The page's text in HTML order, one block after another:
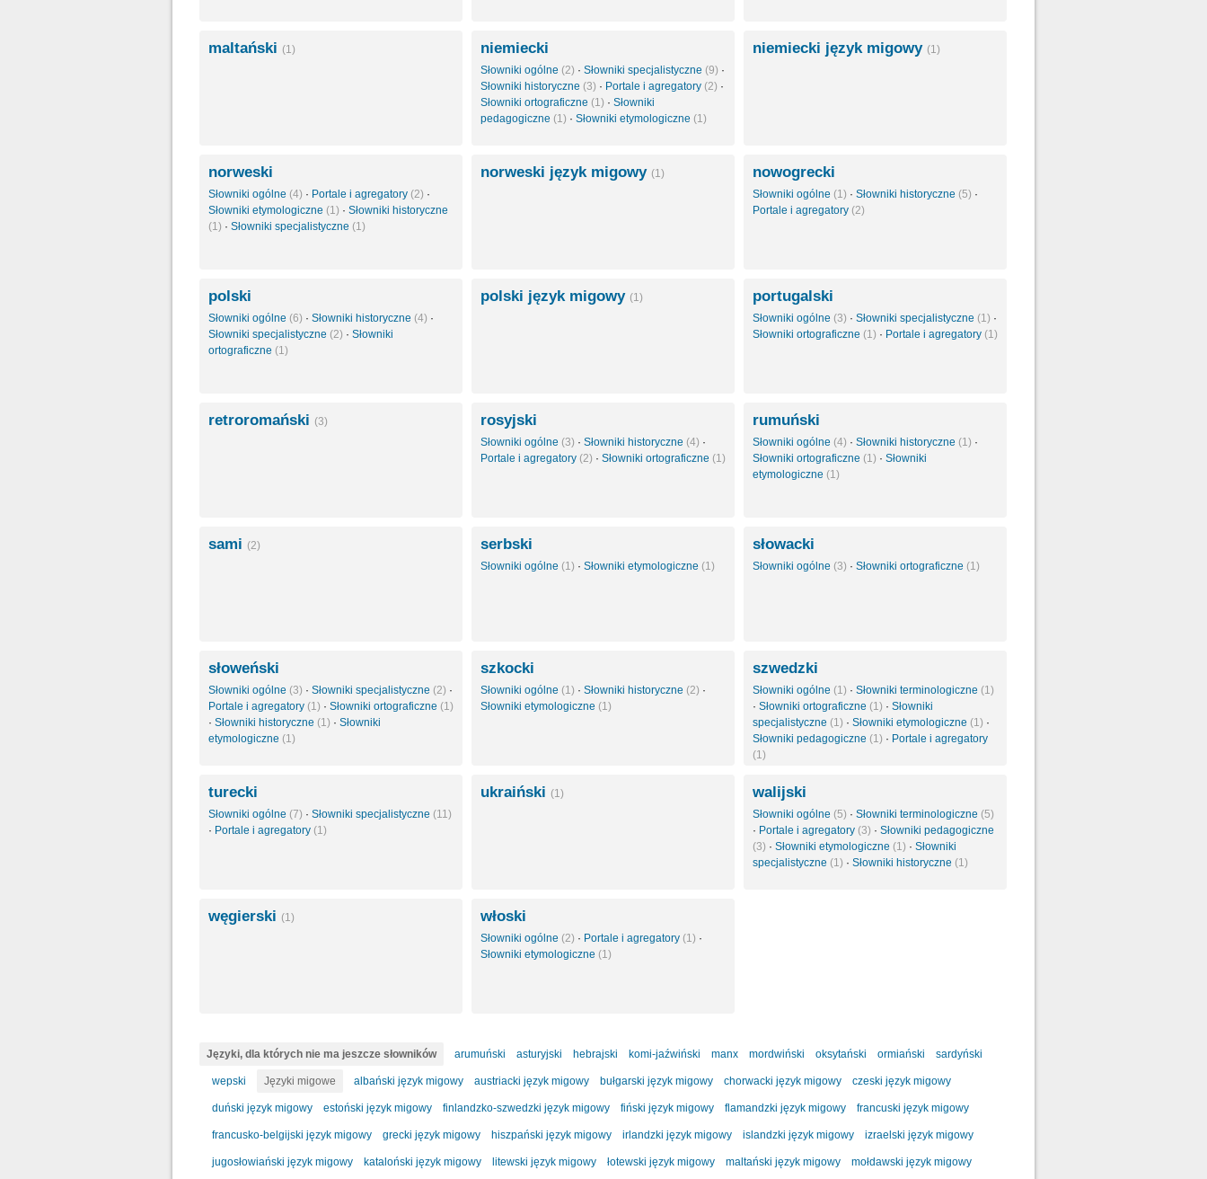
maltański (1) niemiecki
Słowniki ogólne (2) · Słowniki specjalistyczne (9) ·
Słowniki historyczne (3) · Portale i agregatory (2) ·
Słowniki ortograficzne (1) · Słowniki
pedagogiczne (1) · Słowniki etymologiczne (1)
niemiecki język migowy (1)
norweski
Słowniki ogólne (4) · Portale i agregatory (2) ·
Słowniki etymologiczne (1) · Słowniki historyczne
(1) · Słowniki specjalistyczne (1)
norweski język migowy (1) nowogrecki
Słowniki ogólne (1) · Słowniki historyczne (5) ·
Portale i agregatory (2)
polski
Słowniki ogólne (6) · Słowniki historyczne (4) ·
Słowniki specjalistyczne (2) · Słowniki
ortograficzne (1)
polski język migowy (1) portugalski
Słowniki ogólne (3) · Słowniki specjalistyczne (1) ·
Słowniki ortograficzne (1) · Portale i agregatory (1)
retroromański (3) rosyjski
Słowniki ogólne (3) · Słowniki historyczne (4) ·
Portale i agregatory (2) · Słowniki ortograficzne (1)
rumuński
Słowniki ogólne (4) · Słowniki historyczne (1) ·
Słowniki ortograficzne (1) · Słowniki
etymologiczne (1)
sami (2) serbski
Słowniki ogólne (1) · Słowniki etymologiczne (1)
słowacki
Słowniki ogólne (3) · Słowniki ortograficzne (1)
słoweński
Słowniki ogólne (3) · Słowniki specjalistyczne (2) ·
Portale i agregatory (1) · Słowniki ortograficzne (1)
· Słowniki historyczne (1) · Słowniki
etymologiczne (1)
szkocki
Słowniki ogólne (1) · Słowniki historyczne (2) ·
Słowniki etymologiczne (1)
szwedzki
Słowniki ogólne (1) · Słowniki terminologiczne (1)
· Słowniki ortograficzne (1) · Słowniki
specjalistyczne (1) · Słowniki etymologiczne (1) ·
Słowniki pedagogiczne (1) · Portale i agregatory
(1)
turecki
Słowniki ogólne (7) · Słowniki specjalistyczne (11)
· Portale i agregatory (1)
ukraiński (1) walijski
Słowniki ogólne (5) · Słowniki terminologiczne (5)
· Portale i agregatory (3) · Słowniki pedagogiczne
(3) · Słowniki etymologiczne (1) · Słowniki
specjalistyczne (1) · Słowniki historyczne (1)
węgierski (1) włoski
Słowniki ogólne (2) · Portale i agregatory (1) ·
Słowniki etymologiczne (1)
Języki, dla których nie ma jeszcze słowników arumuński asturyjski hebrajski komi-jaźwiński manx mordwiński oksytański ormiański sardyński
wepski Języki migowe albański język migowy austriacki język migowy bułgarski język migowy chorwacki język migowy czeski język migowy
duński język migowy estoński język migowy finlandzko-szwedzki język migowy fiński język migowy flamandzki język migowy francuski język migowy
francusko-belgijski język migowy grecki język migowy hiszpański język migowy irlandzki język migowy islandzki język migowy izraelski język migowy
jugosłowiański język migowy kataloński język migowy litewski język migowy łotewski język migowy maltański język migowy mołdawski język migowy